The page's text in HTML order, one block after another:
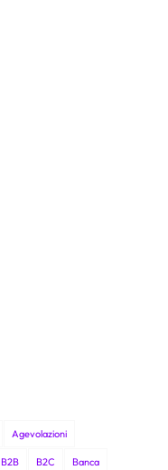
Agevolazioni
B2B B2C Banca